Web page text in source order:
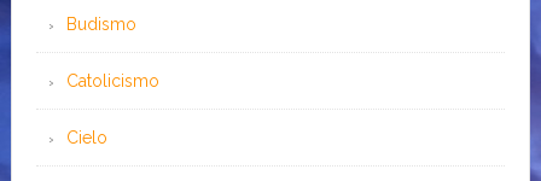
Budismo
Catolicismo
Cielo